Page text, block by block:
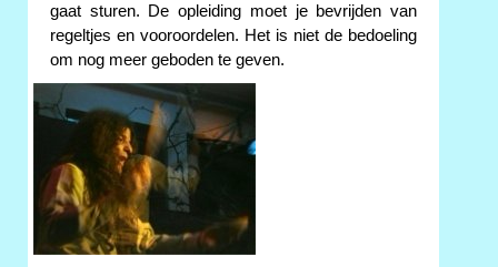
gaat sturen. De opleiding moet je bevrijden van
regeltjes en vooroordelen. Het is niet de bedoeling
om nog meer geboden te geven.